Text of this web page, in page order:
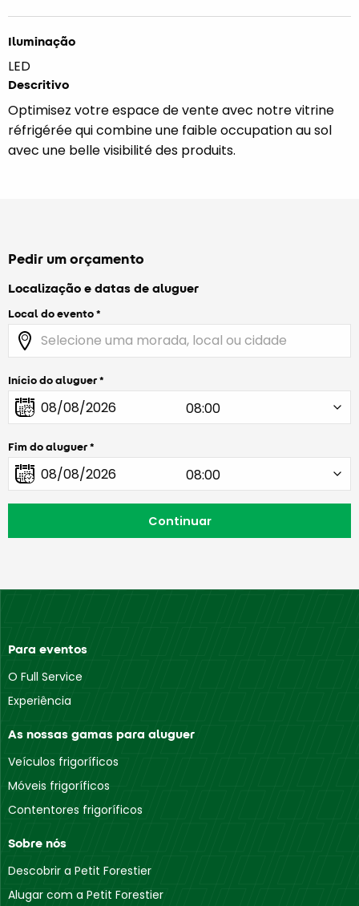
Iluminação
LED
Descritivo
Optimisez votre espace de vente avec notre vitrine
réfrigérée qui combine une faible occupation au sol
avec une belle visibilité des produits.
Pedir um orçamento
Localização e datas de aluguer
Local do evento
Início do aluguer
Fim do aluguer
Para eventos
O Full Service
Experiência
As nossas gamas para aluguer
Veículos frigoríficos
Móveis frigoríficos
Contentores frigoríficos
Sobre nós
Descobrir a Petit Forestier
Alugar com a Petit Forestier